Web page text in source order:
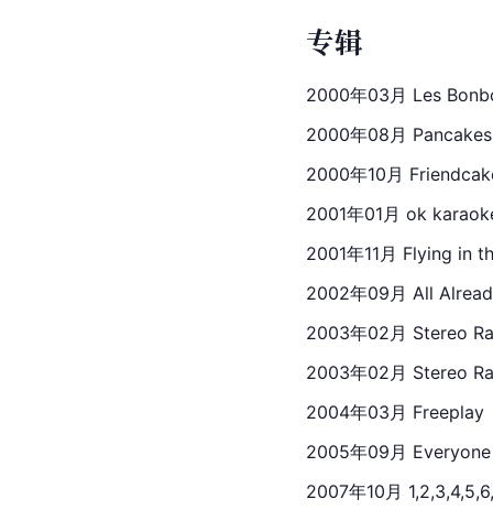
专辑
2000年03月 Les
2000年08月
2000年10月
2001年01月 ok
2001年11月 Flying in
2002年09月 All
2003年02月 Stereo
2003年02月 Stereo
2004年03月
2005年09月
2007年10月